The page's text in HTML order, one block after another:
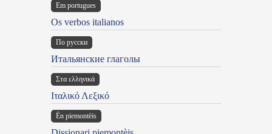
Em portugues
Os verbos italianos
По русски
Итальянские глаголы
Στα ελληνικά
Ιταλικό Λεξικό
Ën piemontèis